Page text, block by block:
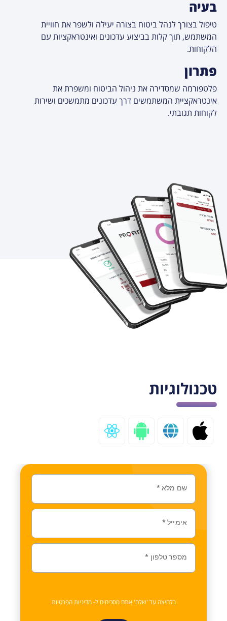
בעיה
טיפול בצורך לנהל ביטוח בצורה יעילה ולשפר את חוויית
המשתמש, תוך קלות בביצוע עדכונים ואינטראקציות עם
הלקוחות.
פתרון
פלטפורמה שמסדירה את ניהול הביטוח ומשפרת את
אינטראקציית המשתמשים דרך עדכונים מתמשכים ושירות
לקוחות תגובתי.
טכנולוגיות
שם מלא *
אימייל *
מספר טלפון *
בלחיצה על 'שלח' אתם מסכימים ל- מדיניות הפרטיות